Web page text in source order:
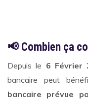
📢 Combien ça
Depuis le 6 Février
bancaire peut
bancaire prévue